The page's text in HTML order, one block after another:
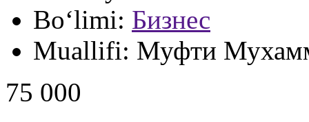
Bo‘limi: Бизнес
Muallifi: Муфти
75 000